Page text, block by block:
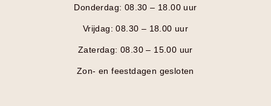
Donderdag: 08.30 – 18.00 uur
Vrijdag: 08.30 – 18.00 uur
Zaterdag: 08.30 – 15.00 uur
Zon- en feestdagen gesloten